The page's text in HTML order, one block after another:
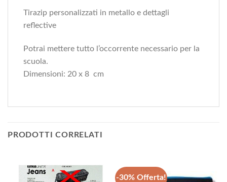
Tirazip personalizzati in metallo e dettagli
reflective
Potrai mettere tutto l’occorrente necessario per la
scuola.
Dimensioni: 20 x 8 cm
PRODOTTI CORRELATI
-30% Offerta!